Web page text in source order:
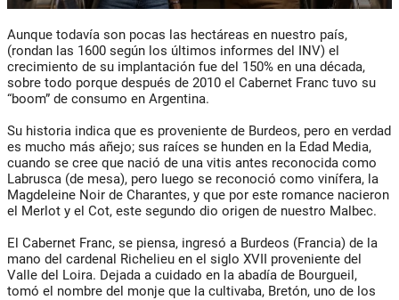
Aunque todavía son pocas las hectáreas en nuestro país,
(rondan las 1600 según los últimos informes del INV) el
crecimiento de su implantación fue del 150% en una década,
sobre todo porque después de 2010 el Cabernet Franc tuvo su
“boom” de consumo en Argentina.
Su historia indica que es proveniente de Burdeos, pero en verdad
es mucho más añejo; sus raíces se hunden en la Edad Media,
cuando se cree que nació de una vitis antes reconocida como
Labrusca (de mesa), pero luego se reconoció como vinífera, la
Magdeleine Noir de Charantes, y que por este romance nacieron
el Merlot y el Cot, este segundo dio origen de nuestro Malbec.
El Cabernet Franc, se piensa, ingresó a Burdeos (Francia) de la
mano del cardenal Richelieu en el siglo XVII proveniente del
Valle del Loira. Dejada a cuidado en la abadía de Bourgueil,
tomó el nombre del monje que la cultivaba, Bretón, uno de los